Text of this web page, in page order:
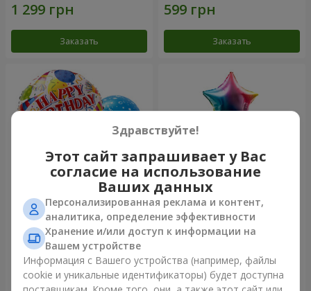
Заказать Заказать
Микс гелиевых шариков
"Поздравление!"
Заказать
Фонтан шаров "Arcobaleno"
Заказать
Здравствуйте!
Этот сайт запрашивает у Вас
согласие на использование
Ваших данных
Персонализированная реклама и контент,
аналитика, определение эффективности
Хранение и/или доступ к информации на
Вашем устройстве
Информация с Вашего устройства (например, файлы
cookie и уникальные идентификаторы) будет доступна